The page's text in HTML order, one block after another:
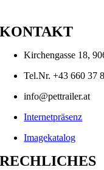
KONTAKT
Kirchengasse 18,
Tel.Nr. +43 660 37
info@pettrailer.at
Internetpräsenz
Imagekatalog
RECHLICHES